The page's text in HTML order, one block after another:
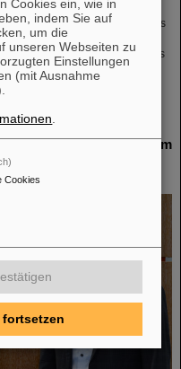
und zukunftsweisende
Schwerionenforschung und das
einem interaktiven Stand
Mitmachaktionen rund um das
Besucher*innen…
Year of Quantum
Cookies ein, wie in
indem Sie auf
um die
unseren Webseiten zu
Einstellungen
(mit Ausnahme
Cookies